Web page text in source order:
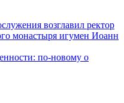
возглавил ректор
монастыря игумен Иоанн
по-новому о